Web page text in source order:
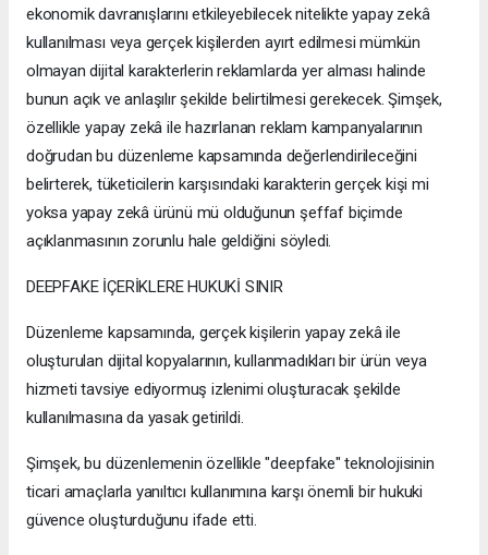
ekonomik davranışlarını etkileyebilecek nitelikte yapay zekâ
kullanılması veya gerçek kişilerden ayırt edilmesi mümkün
olmayan dijital karakterlerin reklamlarda yer alması halinde
bunun açık ve anlaşılır şekilde belirtilmesi gerekecek. Şimşek,
özellikle yapay zekâ ile hazırlanan reklam kampanyalarının
doğrudan bu düzenleme kapsamında değerlendirileceğini
belirterek, tüketicilerin karşısındaki karakterin gerçek kişi mi
yoksa yapay zekâ ürünü mü olduğunun şeffaf biçimde
açıklanmasının zorunlu hale geldiğini söyledi.
DEEPFAKE İÇERİKLERE HUKUKİ SINIR
Düzenleme kapsamında, gerçek kişilerin yapay zekâ ile
oluşturulan dijital kopyalarının, kullanmadıkları bir ürün veya
hizmeti tavsiye ediyormuş izlenimi oluşturacak şekilde
kullanılmasına da yasak getirildi.
Şimşek, bu düzenlemenin özellikle "deepfake" teknolojisinin
ticari amaçlarla yanıltıcı kullanımına karşı önemli bir hukuki
güvence oluşturduğunu ifade etti.